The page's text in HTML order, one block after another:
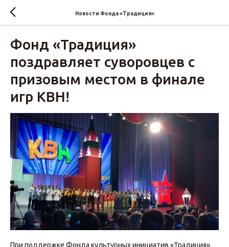
Новости Фонда «Традиция»‎
Фонд «Традиция»‎
поздравляет суворовцев с
призовым местом в финале
игр КВН!
При поддержке Фонда культурных инициатив «Традиция»,